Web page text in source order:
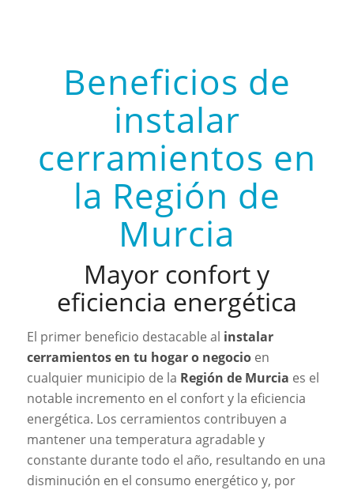
Beneficios de
instalar
cerramientos en
la Región de
Murcia
Mayor confort y
eficiencia energética
El primer beneficio destacable al instalar
cerramientos en tu hogar o negocioen
cualquier municipio de la Región de Murcia es el
notable incremento en el confort y la eficiencia
energética. Los cerramientos contribuyen a
mantener una temperatura agradable y
constante durante todo el año, resultando en una
disminución en el consumo energético y, por